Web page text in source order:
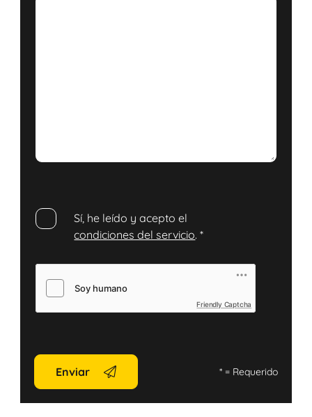
Sí, he leído y acepto el
condiciones del servicio.*
Friendly Captcha
Enviar *= Requerido